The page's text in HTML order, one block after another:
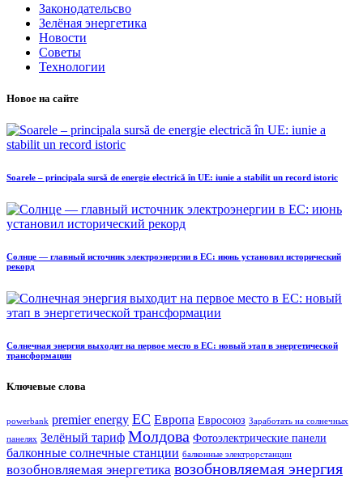
Законодательсво
Зелёная энергетика
Новости
Советы
Технологии
Новое на сайте
Soarele – principala sursă de energie electrică în UE: iunie a stabilit un record istoric
Солнце — главный источник электроэнергии в ЕС: июнь установил исторический
рекорд
Солнечная энергия выходит на первое место в ЕС: новый этап в энергетической
трансформации
Ключевые слова
powerbank premier energy ЕС Европа Евросоюз Заработать на солнечных
панелях Зелёный тариф Молдова Фотоэлектрические панели
балконные солнечные станции балконные электрорстанции
возобновляемая энергетика возобновляемая энергия